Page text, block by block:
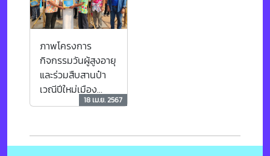
ภาพโครงการ
กิจกรรมวันผู้สูงอายุ
และร่วมสืบสานป๋า
เวณีปีใหม่เมือง
ประจำปีงบประมาณ
18 เม.ย. 2567